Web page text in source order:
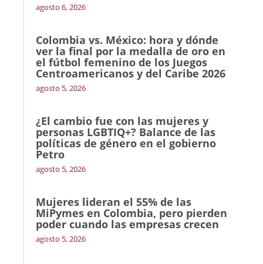
agosto 6, 2026
Colombia vs. México: hora y dónde
ver la final por la medalla de oro en
el fútbol femenino de los Juegos
Centroamericanos y del Caribe 2026
agosto 5, 2026
¿El cambio fue con las mujeres y
personas LGBTIQ+? Balance de las
políticas de género en el gobierno
Petro
agosto 5, 2026
Mujeres lideran el 55% de las
MiPymes en Colombia, pero pierden
poder cuando las empresas crecen
agosto 5, 2026